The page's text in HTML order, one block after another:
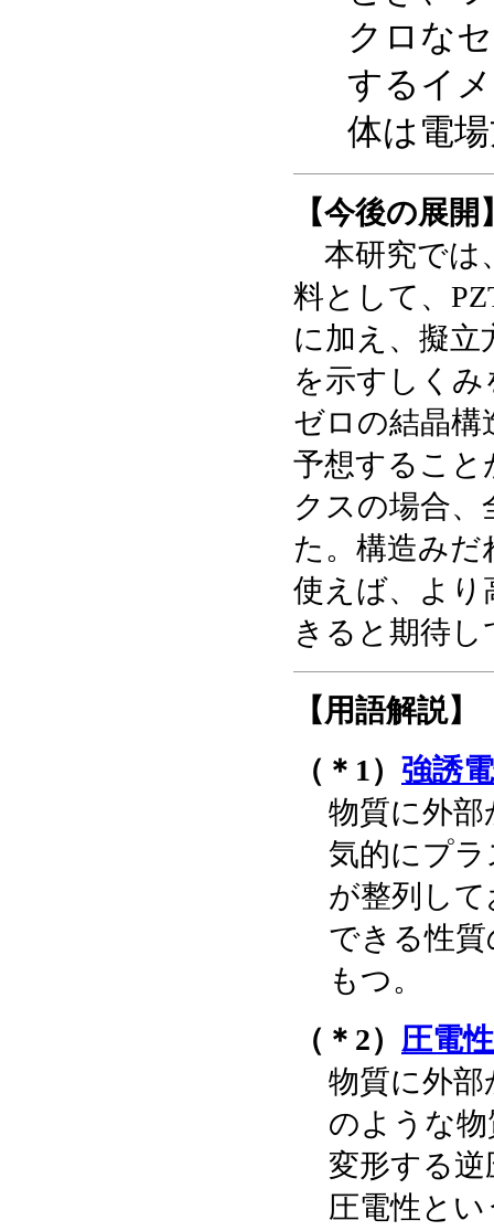
クロな
するイ
体は電
【今後の展開
本研究では
料として、
に加え、擬立
を示すしく
ゼロの結晶構
予想すること
クスの場合
た。構造みだ
使えば、より
きると期待
【用語解説】
（＊1） 強誘
物質に外
気的にプ
が整列し
できる性
もつ。
（＊2） 圧電性
物質に外
のような
変形する
圧電性と